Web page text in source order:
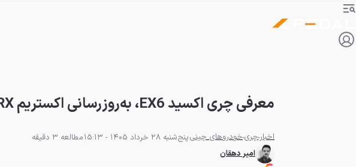
معرفی چری اکسید EX6، به‌روزرسانی اکستریم RX با زبان طراحی جدید
اخبارچریخودروهای چینیپنج‌شنبه 28 خرداد 1405 - 15:13
مطالعه 3 دقیقه
امیر دهقان